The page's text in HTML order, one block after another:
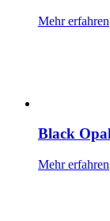
Mehr erfahren
Black
Mehr erfahren